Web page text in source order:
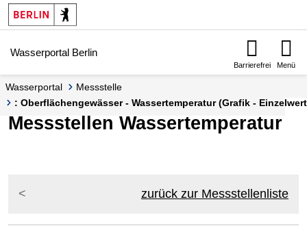
Springe zur Navigation
Springe zum Inhalt
Wasserportal Berlin
Barrierefrei Menü
Wasserportal
Messstelle
: Oberflächengewässer - Wassertemperatur (Grafik -
Messstellen Wassertemperatur
zurück zur Messstellenliste